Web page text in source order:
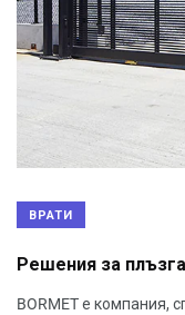
ВРАТИ
Решения за
BORMET е компания,